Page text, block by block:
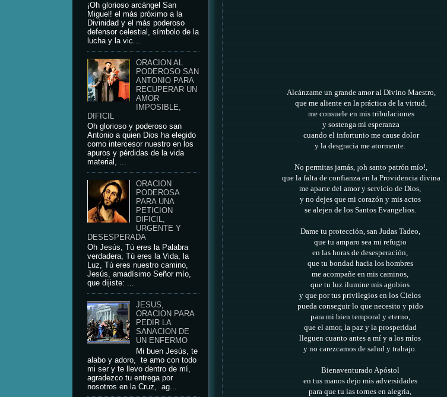
¡Oh glorioso arcángel San
Miguel! el más próximo a la
Divinidad y el más poderoso
defensor celestial, símbolo de la
lucha y la vic...
ORACION AL
PODEROSO SAN
ANTONIO PARA
RECUPERAR UN
AMOR
IMPOSIBLE,
DIFICIL
Oh glorioso y poderoso san
Antonio a quien Dios ha elegido
como intercesor nuestro en los
apuros y pérdidas de la vida
material, ...
ORACION
PODEROSA
PARA UNA
PETICION
DIFICIL,
URGENTE Y
DESESPERADA
Oh Jesús, Tú eres la Palabra
verdadera, Tú eres la Vida, la
Luz, Tú eres nuestro camino,
Jesús, amadísimo Señor mío,
que dijiste: ...
JESUS,
ORACION PARA
PEDIR LA
SANACION DE
UN ENFERMO
Mi buen Jesús, te
alabo y adoro, te amo con todo
mi ser y te llevo dentro de mí,
agradezco tu entrega por
nosotros en la Cruz, ag...
Alcánzame un grande amor al Divino Maestro,
que me aliente en la práctica de la virtud,
me consuele en mis tribulaciones
y sostenga mi esperanza
cuando el infortunio me cause dolor
y la desgracia me atormente.
No permitas jamás, ¡oh santo patrón mío!,
que la falta de confianza en la Providencia divina
me aparte del amor y servicio de Dios,
y no dejes que mi corazón y mis actos
se alejen de los Santos Evangelios.
Dame tu protección, san Judas Tadeo,
que tu amparo sea mi refugio
en las horas de desesperación,
que tu bondad hacia los hombres
me acompañe en mis caminos,
que tu luz ilumine mis agobios
y que por tus privilegios en los Cielos
pueda conseguir lo que necesito y pido
para mi bien temporal y eterno,
que el amor, la paz y la prosperidad
lleguen cuanto antes a mí y a los míos
y no carezcamos de salud y trabajo.
Bienaventurado Apóstol
en tus manos dejo mis adversidades
para que tu las tornes en alegría,